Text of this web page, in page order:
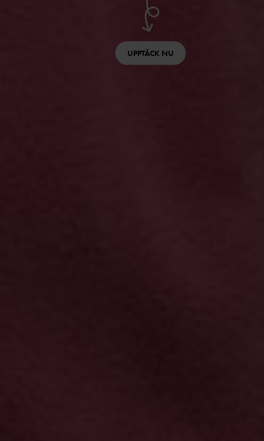
UPPTÄCK NU